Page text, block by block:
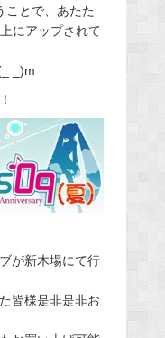
ことで、あたた
にアップされて
_)m
が新木場にて行
皆様是非是非お